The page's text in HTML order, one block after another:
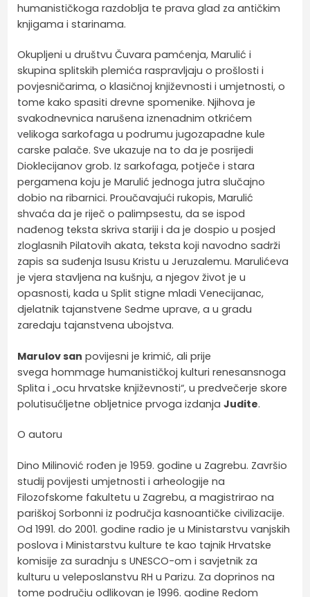
humanističkoga razdoblja te prava glad za antičkim
knjigama i starinama.
Okupljeni u društvu Čuvara pamćenja, Marulić i
skupina splitskih plemića raspravljaju o prošlosti i
povjesničarima, o klasičnoj književnosti i umjetnosti, o
tome kako spasiti drevne spomenike. Njihova je
svakodnevnica narušena iznenadnim otkrićem
velikoga sarkofaga u podrumu jugozapadne kule
carske palače. Sve ukazuje na to da je posrijedi
Dioklecijanov grob. Iz sarkofaga, potječe i stara
pergamena koju je Marulić jednoga jutra slučajno
dobio na ribarnici. Proučavajući rukopis, Marulić
shvaća da je riječ o palimpsestu, da se ispod
nađenog teksta skriva stariji i da je dospio u posjed
zloglasnih Pilatovih akata, teksta koji navodno sadrži
zapis sa suđenja Isusu Kristu u Jeruzalemu. Marulićeva
je vjera stavljena na kušnju, a njegov život je u
opasnosti, kada u Split stigne mladi Venecijanac,
djelatnik tajanstvene Sedme uprave, a u gradu
zaredaju tajanstvena ubojstva.
Marulov san povijesni je krimić, ali prije
svega hommage humanističkoj kulturi renesansnoga
Splita i „ocu hrvatske književnosti“, u predvečerje skore
polutisućljetne obljetnice prvoga izdanjaJudite.
O autoru
Dino Milinović rođen je 1959. godine u Zagrebu. Završio
studij povijesti umjetnosti i arheologije na
Filozofskome fakultetu u Zagrebu, a magistrirao na
pariškoj Sorbonni iz područja kasnoantičke civilizacije.
Od 1991. do 2001. godine radio je u Ministarstvu vanjskih
poslova i Ministarstvu kulture te kao tajnik Hrvatske
komisije za suradnju s UNESCO-om i savjetnik za
kulturu u veleposlanstvu RH u Parizu. Za doprinos na
tome području odlikovan je 1996. godine Redom